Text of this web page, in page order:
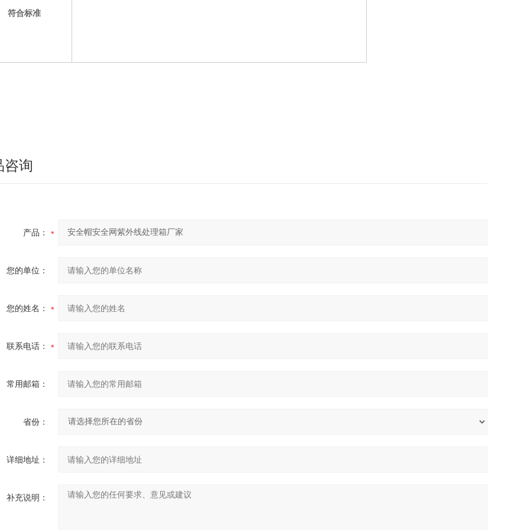
符合标准
咨询
产品：
您的单位：
您的姓名：
联系电话：
常用邮箱：
省份：
详细地址：
补充说明：